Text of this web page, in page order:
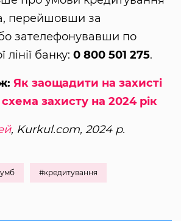
перейшовши за
зателефонувавши по
банку: 0 800 501 275.
Як заощадити на захисті
захисту на 2024 рік
, Kurkul.com, 2024 р.
#кредитування